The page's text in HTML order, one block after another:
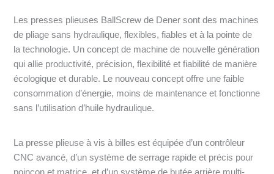
Les presses plieuses BallScrew de Dener sont des machines
de pliage sans hydraulique, flexibles, fiables et à la pointe de
la technologie. Un concept de machine de nouvelle génération
qui allie productivité, précision, flexibilité et fiabilité de manière
écologique et durable. Le nouveau concept offre une faible
consommation d’énergie, moins de maintenance et fonctionne
sans l’utilisation d’huile hydraulique.
La presse plieuse à vis à billes est équipée d’un contrôleur
CNC avancé, d’un système de serrage rapide et précis pour